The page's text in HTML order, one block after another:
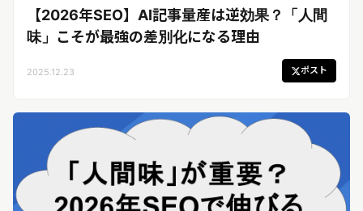
すべての記事
グルメ
無料会員登録
ログイン
配信プレスリリース配信ユーザー
企業ユーザーでログイン
する
受信レターリリース受信ユーザー
【2026年SEO】AI記事量産は逆効果？「人間
味」こそが最強の差別化になる理由
2025.12.23 ポスト